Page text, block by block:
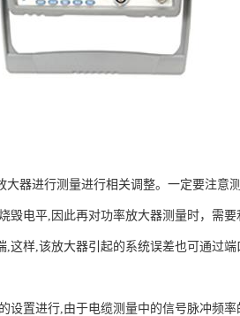
器进行测量进行相关调整。一定要注意
毁电平,因此再对功率放大器测量时，需
样,该放大器引起的系统误差也可通过端
设置进行,由于电缆测量中的信号脉冲频